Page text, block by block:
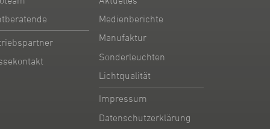
Medienberichte
Manufaktur
Sonderleuchten
Lichtqualität
Impressum
Datenschutzerklärung